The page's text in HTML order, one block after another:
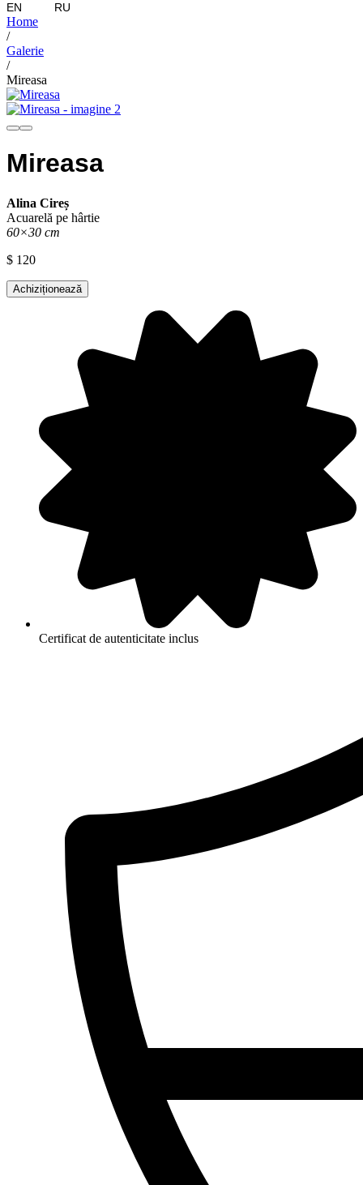
EN RU
Home
/
Galerie
/
Mireasa
Mireasa
Alina Cireș
Acuarelă pe hârtie
60×30 cm
$ 120
Achiziționează
Certificat de autenticitate inclus